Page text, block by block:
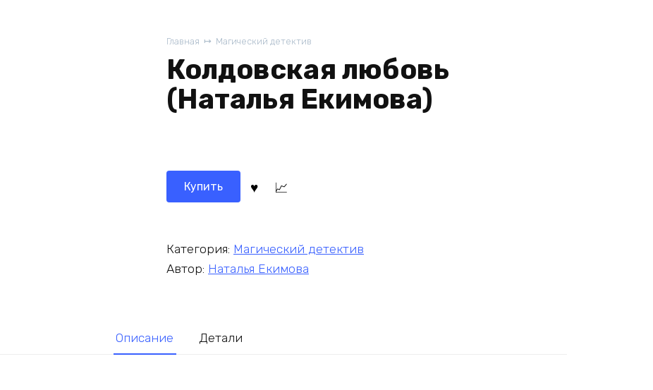
Главная Магический детектив
Колдовская любовь
(Наталья Екимова)
Купить
Категория: Магический детектив
Автор: Наталья Екимова
Описание Детали